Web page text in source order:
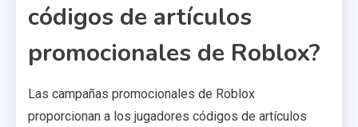
códigos de artículos
promocionales de Roblox?
Las campañas promocionales de Roblox
proporcionan a los jugadores códigos de artículos